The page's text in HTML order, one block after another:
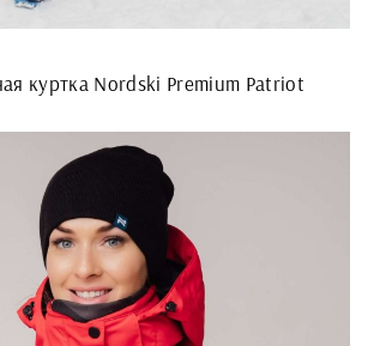
куртка Nordski Premium Patriot